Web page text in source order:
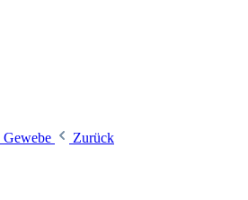
Gewebe
Zurück